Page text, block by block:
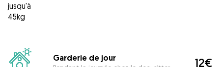
jusqu'à
45kg
Garderie de jour 12€